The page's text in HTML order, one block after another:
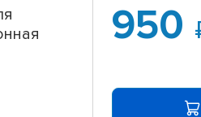
950